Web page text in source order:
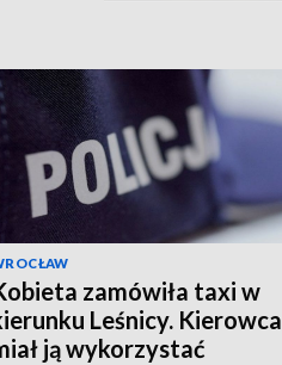
zamówiła taxi w
Leśnicy. Kierowca
ją wykorzystać